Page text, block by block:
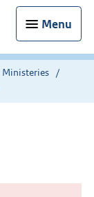
Menu
Ministeries